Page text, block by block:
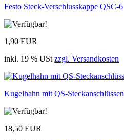
Festo Steck-Verschlusskappe QSC-6
1,90 EUR
inkl. 19 % USt zzgl. Versandkosten
Kugelhahn mit QS-
18,50 EUR